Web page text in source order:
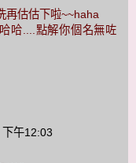
再估估下啦~~haha
哈....點解你個名無咗
午12:03